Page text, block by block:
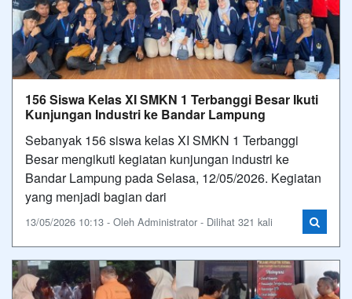
156 Siswa Kelas XI SMKN 1 Terbanggi Besar Ikuti
Kunjungan Industri ke Bandar Lampung
Sebanyak 156 siswa kelas XI SMKN 1 Terbanggi
Besar mengikuti kegiatan kunjungan industri ke
Bandar Lampung pada Selasa, 12/05/2026. Kegiatan
yang menjadi bagian dari
13/05/2026 10:13 - Oleh Administrator - Dilihat 321 kali